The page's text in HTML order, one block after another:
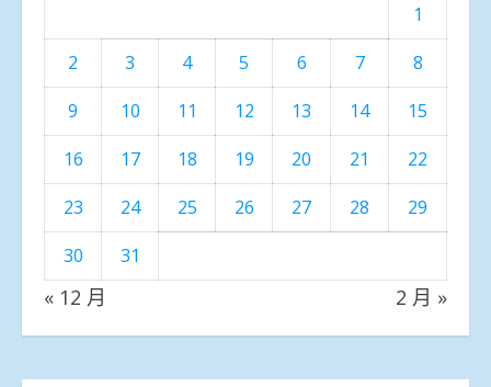
1
2
3 4 5 6 7
8
9
10 11 12 13 14
15
16
17 18 19 20 21
22
23
24 25 26 27 28
29
30
31
« 12 月 2 月 »